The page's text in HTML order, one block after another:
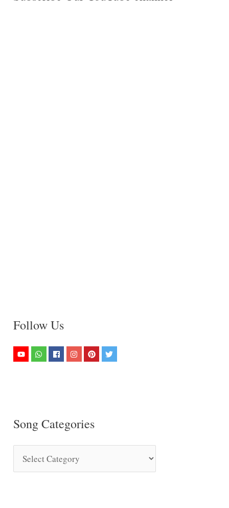
Follow Us
Song Categories
o